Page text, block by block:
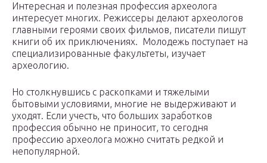
Интересная и полезная профессия археолога
интересует многих. Режиссеры делают археологов
главными героями своих фильмов, писатели пишут
книги об их приключениях. Молодежь поступает на
специализированные факультеты, изучает
археологию.
Но столкнувшись с раскопками и тяжелыми
бытовыми условиями, многие не выдерживают и
уходят. Если учесть, что больших заработков
профессия обычно не приносит, то сегодня
профессию археолога можно считать редкой и
непопулярной.